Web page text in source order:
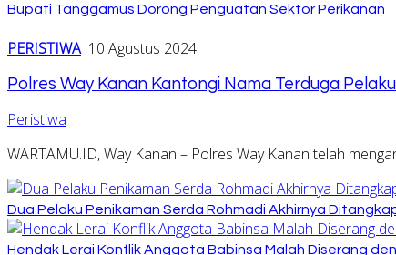
Bupati Tanggamus Dorong Penguatan Sektor Perikanan
PERISTIWA 10 Agustus 2024
Polres Way Kanan Kantongi Nama Terduga
Peristiwa
WARTAMU.ID, Way Kanan – Polres Way Kanan telah
Dua Pelaku Penikaman Serda Rohmadi Akhirnya
Hendak Lerai Konflik Anggota Babinsa Malah Diserang